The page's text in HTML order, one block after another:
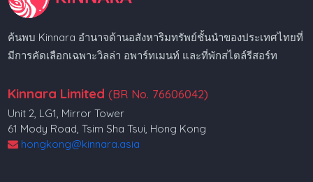
ค้นพบ Kinnara อำนาจด้านอสังหาริมทรัพย์ชั้นนำของประเทศไทยที่
มีการคัดเลือกเฉพาะวิลล่า อพาร์ทเมนท์ และที่พักสไตล์รีสอร์ท
Kinnara Limited (BR No. 76606042)
Unit 2, LG1, Mirror Tower
61 Mody Road, Tsim Sha Tsui, Hong Kong
hongkong@kinnara.asia